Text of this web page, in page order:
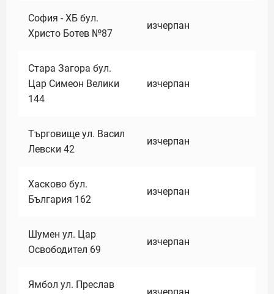
София - ХБ бул.
Христо Ботев №87
изчерпан
Стара Загора бул.
Цар Симеон Велики
144
изчерпан
Търговище ул. Васил
Левски 42
изчерпан
Хасково бул.
България 162
изчерпан
Шумен ул. Цар
Освободител 69
изчерпан
Ямбол ул. Преслав